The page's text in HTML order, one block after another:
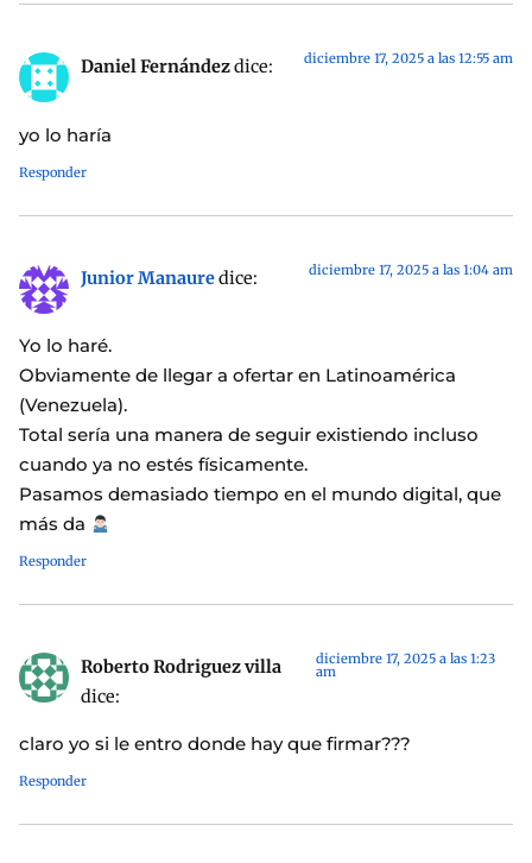
Daniel Fernándezdice: diciembre 17, 2025 a las 12:55 am
yo lo haría
Responder
Junior Manauredice: diciembre 17, 2025 a las 1:04 am
Yo lo haré.
Obviamente de llegar a ofertar en Latinoamérica
(Venezuela).
Total sería una manera de seguir existiendo incluso
cuando ya no estés físicamente.
Pasamos demasiado tiempo en el mundo digital, que
más da
Responder
Roberto Rodriguez villa
dice:
diciembre 17, 2025 a las 1:23
am
claro yo si le entro donde hay que firmar???
Responder